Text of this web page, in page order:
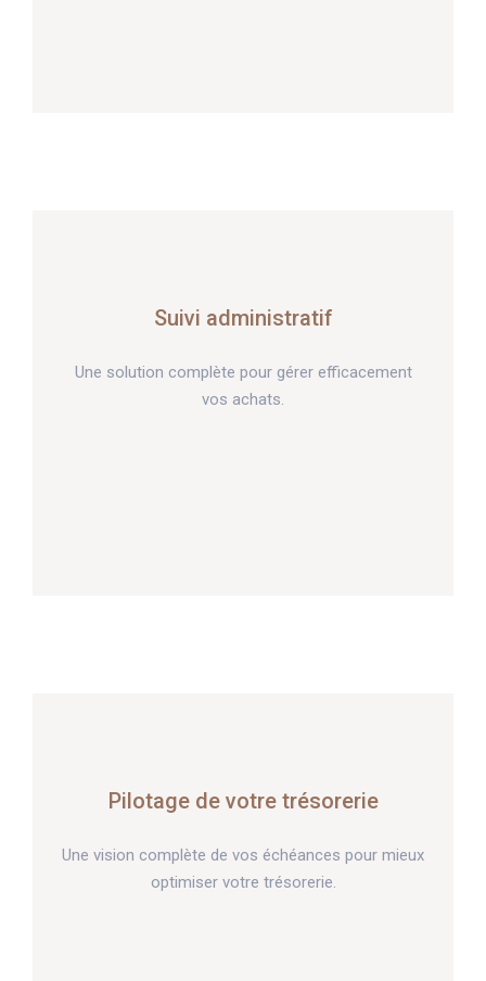
Suivi administratif
Une solution complète pour gérer efficacement
vos achats.
Pilotage de votre trésorerie
Une vision complète de vos échéances pour mieux
optimiser votre trésorerie.